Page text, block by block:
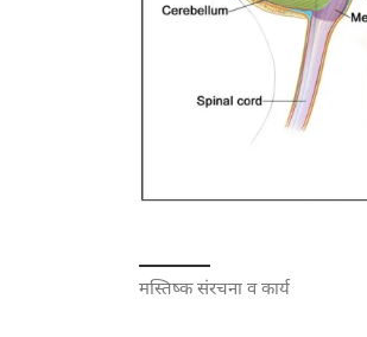
मस्तिष्क संरचना व कार्य